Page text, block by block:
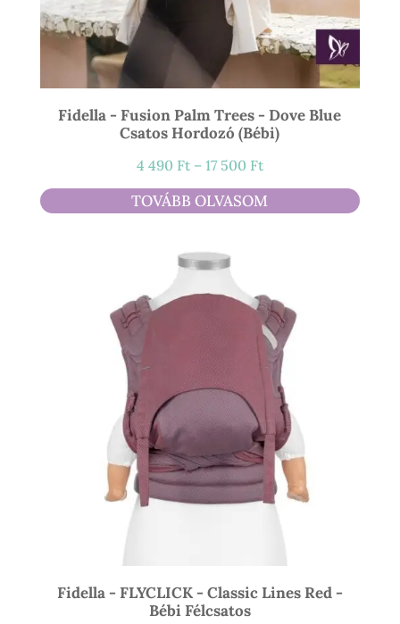
Fidella - Fusion Palm Trees - Dove Blue
Csatos Hordozó (bébi)
4 490 Ft – 17 500 FtÁrtartomány:
4
490 Ft
TOVÁBB OLVASOM
Fidella - FLYCLICK - Classic Lines Red -
Bébi Félcsatos